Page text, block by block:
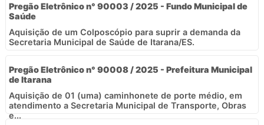
Pregão Eletrônico n° 90003 / 2025 - Fundo Municipal de
Saúde
Aquisição de um Colposcópio para suprir a demanda da
Secretaria Municipal de Saúde de Itarana/ES.
Pregão Eletrônico n° 90008 / 2025 - Prefeitura Municipal
de Itarana
Aquisição de 01 (uma) caminhonete de porte médio, em
atendimento a Secretaria Municipal de Transporte, Obras
e...